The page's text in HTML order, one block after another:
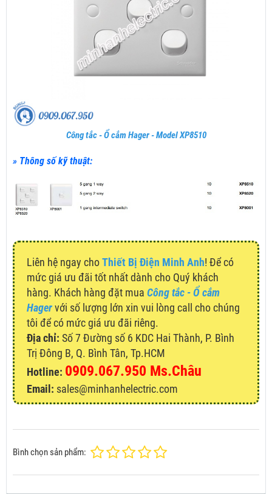
Công tắc - Ổ cắm Hager - Model XP8510
» Thông số kỹ thuật:
Liên hệ ngay choThiết Bị Điện Minh Anh! Để có
mức giá ưu đãi tốt nhất dành cho Quý khách
hàng. Khách hàng đặt mua Công tắc - Ổ cắm
Hagervới số lượng lớn xin vui lòng call cho chúng
tôi để có mức giá ưu đãi riêng.
Địa chỉ: Số 7 Đường số 6 KDC Hai Thành, P. Bình
Trị Đông B, Q. Bình Tân, Tp.HCM
Hotline: 0909.067.950 Ms.Châu
Email: sales@minhanhelectric.com
Bình chọn sản phẩm: